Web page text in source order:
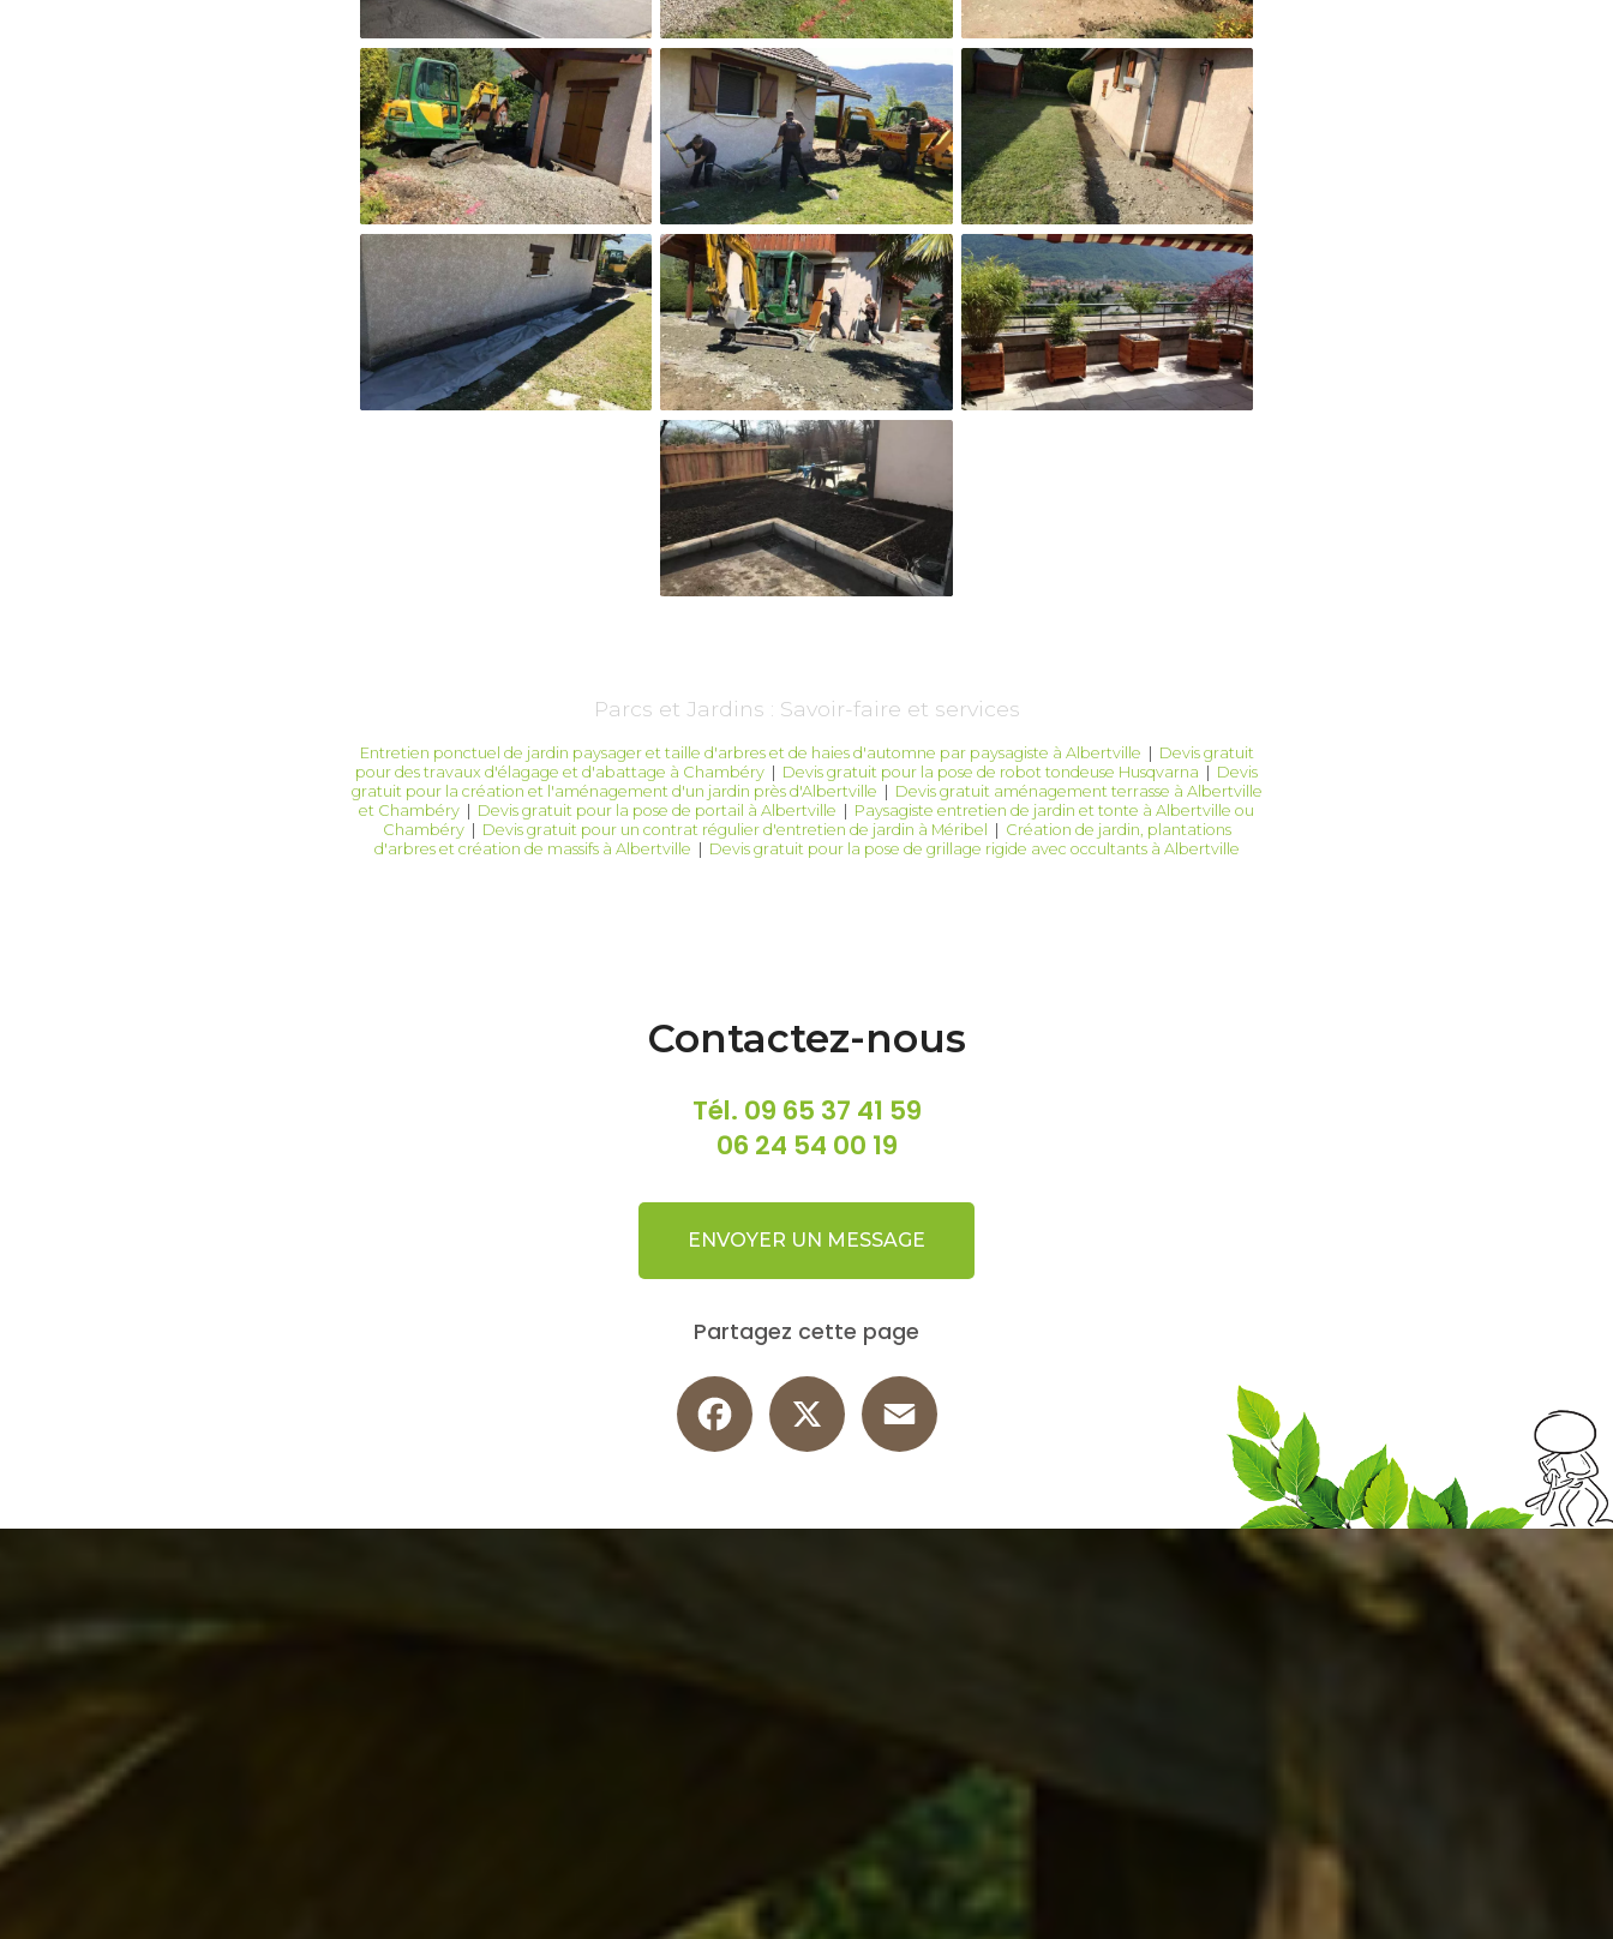
Parcs et Jardins : Savoir-faire et services
Entretien ponctuel de jardin paysager et taille d'arbres et de haies d'automne par paysagiste à Albertville
Devis gratuit
pour des travaux d'élagage et d'abattage à Chambéry
Devis gratuit pour la pose de robot tondeuse Husqvarna
Devis
gratuit pour la création et l'aménagement d'un jardin près d'Albertville
Devis gratuit aménagement terrasse à Albertville
et Chambéry
Devis gratuit pour la pose de portail à Albertville
Paysagiste entretien de jardin et tonte à Albertville ou
Chambéry| Devis gratuit pour un contrat régulier d'entretien de jardin à Méribel
Création de jardin, plantations
d'arbres et création de massifs à Albertville
Devis gratuit pour la pose de grillage rigide avec occultants à Albertville
Contactez-nous
Tél. 09 65 37 41 59
06 24 54 00 19
ENVOYER UN MESSAGE
Partagez cette page
Facebook